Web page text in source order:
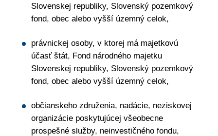
Slovenskej republiky, Slovenský pozemkový
fond, obec alebo vyšší územný celok,
právnickej osoby, v ktorej má majetkovú
účasť štát, Fond národného majetku
Slovenskej republiky, Slovenský pozemkový
fond, obec alebo vyšší územný celok,
občianskeho združenia, nadácie, neziskovej
organizácie poskytujúcej všeobecne
prospešné služby, neinvestičného fondu,